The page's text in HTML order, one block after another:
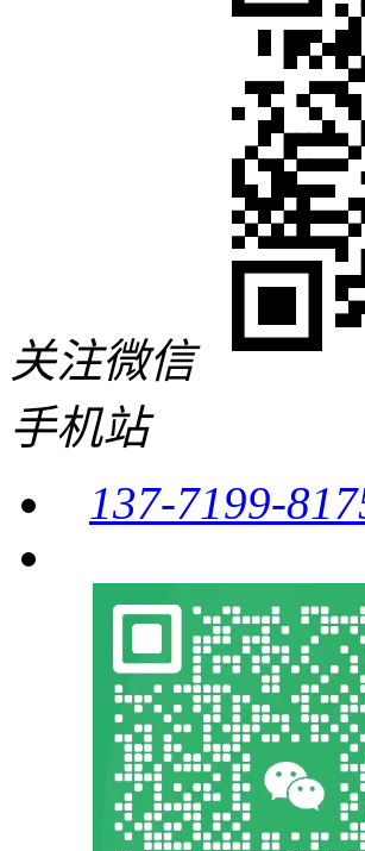
关注微信
手机站
137-7199-